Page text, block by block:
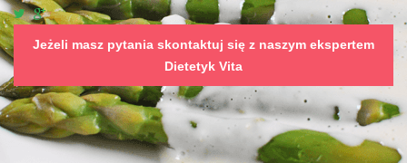
Jeżeli masz pytania skontaktuj się z naszym ekspertem
Dietetyk Vita